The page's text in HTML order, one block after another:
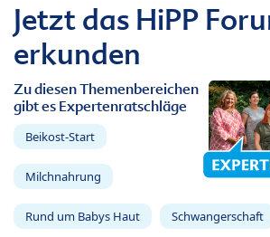
Jetzt das HiPP
erkunden
Zu diesen Themenbereichen
gibt es Expertenratschläge
Beikost-Start
Milchnahrung
Rund um Babys Haut Schwangerschaft